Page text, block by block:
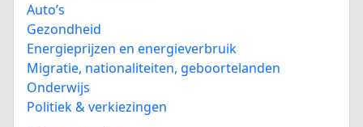
Auto’s
Gezondheid
Energieprijzen en energieverbruik
Migratie, nationaliteiten, geboortelanden
Onderwijs
Politiek & verkiezingen